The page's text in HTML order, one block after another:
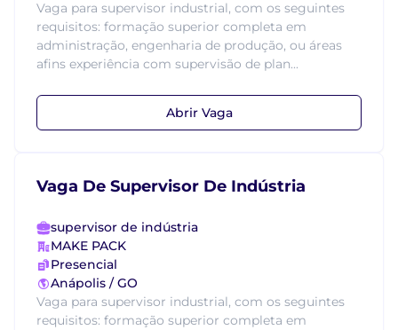
Vaga para supervisor industrial, com os seguintes
requisitos: formação superior completa em
administração, engenharia de produção, ou áreas
afins experiência com supervisão de plan...
Abrir Vaga
Vaga De Supervisor De Indústria
supervisor de indústria
MAKE PACK
Presencial
Anápolis / GO
Vaga para supervisor industrial, com os seguintes
requisitos: formação superior completa em